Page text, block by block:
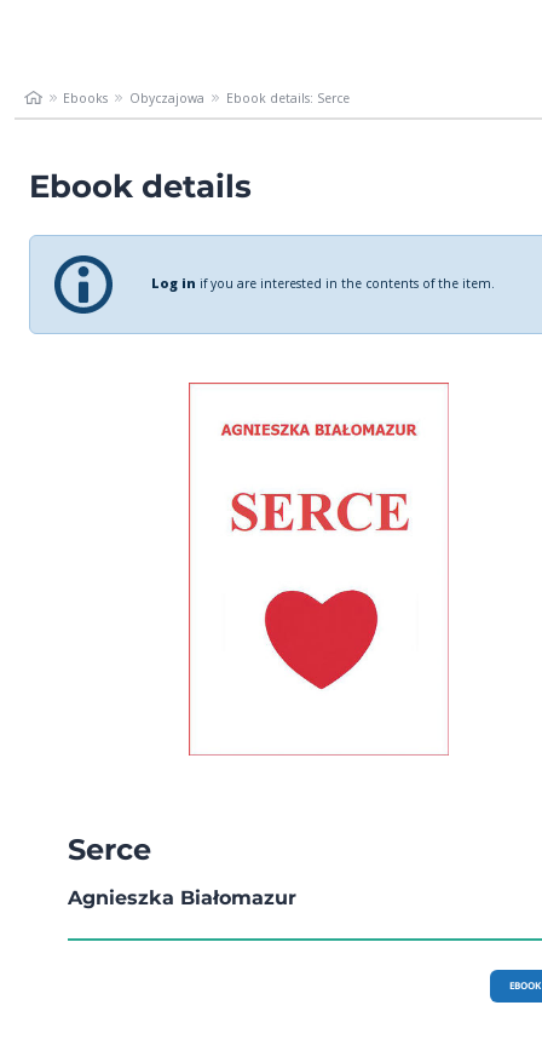
Ebooks Obyczajowa Ebook details: Serce
Ebook details
Log in if you are interested in the contents of the item.
Serce
Agnieszka Białomazur
EBOOK